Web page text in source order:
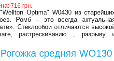
716 грн.
Optima" W0430 из
Ромб – это всегда
Стеклообои отличаются
растрескиванию , разрыву
средняя WO130